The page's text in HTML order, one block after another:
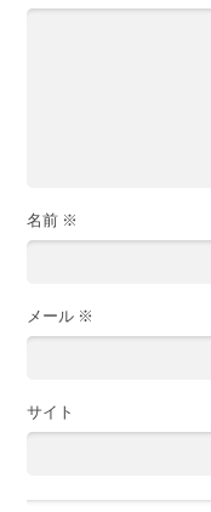
名前 ※
メール ※
サイト